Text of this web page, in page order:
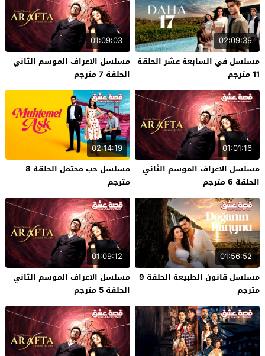
02:09:39
مسلسل في السابعة عشر الحلقة
11 مترجم
01:09:03
مسلسل الاعراف الموسم الثاني
الحلقة 7 مترجم
01:01:16
مسلسل الاعراف الموسم الثاني
الحلقة 6 مترجم
02:14:19
مسلسل حب محتمل الحلقة 8
مترجم
01:56:52
مسلسل قانون الطبيعة الحلقة 9
مترجم
01:09:12
مسلسل الاعراف الموسم الثاني
الحلقة 5 مترجم